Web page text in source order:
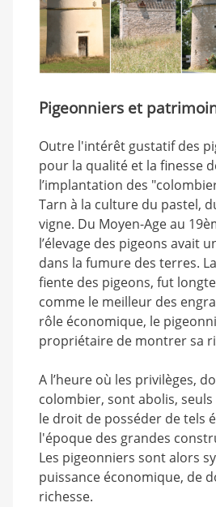
Pigeonniers et
Outre l'intérêt gustatif des
pour la qualité et la finesse
l’implantation des
Tarn à la culture du pastel,
vigne. Du Moyen-Age au
l’élevage des pigeons avait
dans la fumure des terres.
fiente des pigeons, fut
comme le meilleur des
rôle économique, le
propriétaire de montrer sa
A l’heure où les privilèges,
colombier, sont abolis,
le droit de posséder de tels
l'époque des grandes
Les pigeonniers sont alors
puissance économique, de
richesse.